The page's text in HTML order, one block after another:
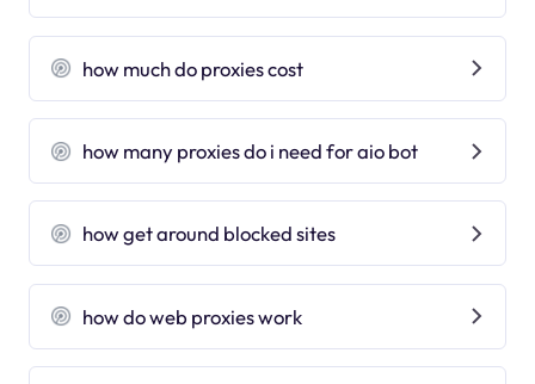
how much do proxies cost
how many proxies do i need for aio bot
how get around blocked sites
how do web proxies work